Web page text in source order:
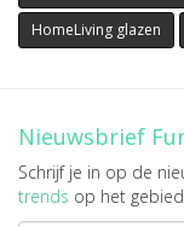
HomeLiving glazen
Nieuwsbrief
Schrijf je in op de
trends op het